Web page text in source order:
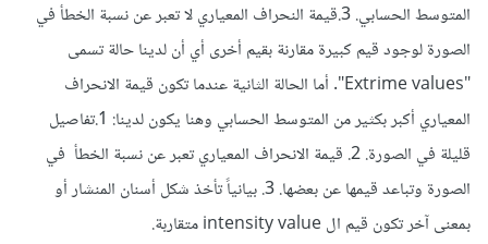
المتوسط الحسابي. 3.قيمة النحراف المعياري لا تعبر عن نسبة الخطأ في
الصورة لوجود قيم كبيرة مقارنة بقيم أخرى أي أن لدينا حالة تسمى
"Extrime values". أما الحالة الثانية عندما تكون قيمة الانحراف
المعياري أكبر بكثير من المتوسط الحسابي وهنا يكون لدينا: 1.تفاصيل
قليلة في الصورة. 2. قيمة الانحراف المعياري تعبر عن نسبة الخطأ في
الصورة وتباعد قيمها عن بعضها. 3. بيانياً تأخذ شكل أسنان المنشار أو
بمعنى آخر تكون قيم ال intensity value متقاربة.